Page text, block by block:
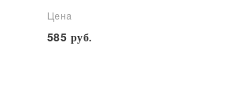
Цена
585 руб.